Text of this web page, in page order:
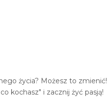
życia? Możesz to zmienić!
kochasz" i zacznij żyć pasją!